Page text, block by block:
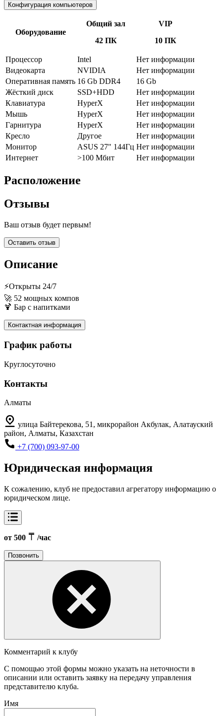
Конфигурация компьютеров
Оборудование
Общий зал
42 ПК
VIP
10 ПК
Процессор Intel
Нет информации
Видеокарта
NVIDIA
Нет информации
Оперативная память 16 Gb DDR4
16 Gb
Жёсткий диск
SSD+HDD
Нет информации
Клавиатура
HyperX
Нет информации
Мышь
HyperX
Нет информации
Гарнитура
HyperX
Нет информации
Кресло
Другое
Нет информации
Монитор
ASUS 27" 144Гц Нет информации
Интернет
>100 Мбит Нет информации
Расположение
Отзывы
Ваш отзыв будет первым!
Оставить отзыв
Описание
⚡️Открыты 24/7
🚀 52 мощных компов
🍹 Бар с напитками
Контактная информация
График работы
Круглосуточно
Контакты
Алматы
улица Байтерекова, 51, микрорайон Акбулак, Алатауский
район, Алматы, Казахстан
+7 (700) 093-97-00
Юридическая информация
К сожалению, клуб не предоставил агрегатору информацию о
юридическом лице.
от 500 /час
Позвонить
Комментарий к клубу
С помощью этой формы можно указать на неточности в
описании или оставить заявку на передачу управления
представителю клуба.
Имя